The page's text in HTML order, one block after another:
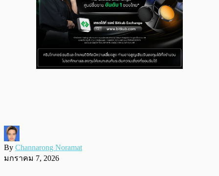
By Channarong Noramat
มกราคม 7, 2026